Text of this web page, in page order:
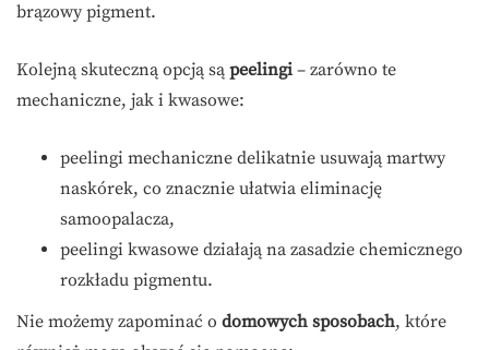
brązowy pigment.
Kolejną skuteczną opcją są peelingi – zarówno te
mechaniczne, jak i kwasowe:
peelingi mechaniczne delikatnie usuwają martwy
naskórek, co znacznie ułatwia eliminację
samoopalacza,
peelingi kwasowe działają na zasadzie chemicznego
rozkładu pigmentu.
Nie możemy zapominać o domowych sposobach, które